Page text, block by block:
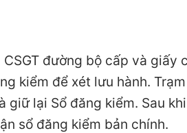
đường bộ cấp và giấy
kiểm để xét lưu hành.
giữ lại Sổ đăng kiểm. Sau
sổ đăng kiểm bản chính.